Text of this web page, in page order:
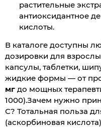
растительные
антиоксидантное
кислоты.
В каталоге доступны
дозировки для
капсулы, таблетки,
жидкие формы — от
мг до мощных
1000).Зачем нужно
С? Тотальная польза
(аскорбиновая